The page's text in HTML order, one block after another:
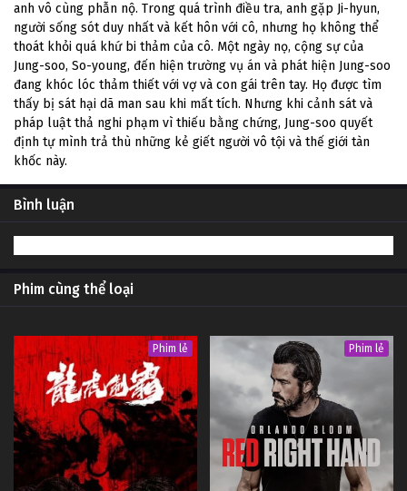
anh vô cùng phẫn nộ. Trong quá trình điều tra, anh gặp Ji-hyun,
người sống sót duy nhất và kết hôn với cô, nhưng họ không thể
thoát khỏi quá khứ bi thảm của cô. Một ngày nọ, cộng sự của
Jung-soo, So-young, đến hiện trường vụ án và phát hiện Jung-soo
đang khóc lóc thảm thiết với vợ và con gái trên tay. Họ được tìm
thấy bị sát hại dã man sau khi mất tích. Nhưng khi cảnh sát và
pháp luật thả nghi phạm vì thiếu bằng chứng, Jung-soo quyết
định tự mình trả thù những kẻ giết người vô tội và thế giới tàn
khốc này.
Bình luận
Phim cùng thể loại
Phim lẻ Phim lẻ